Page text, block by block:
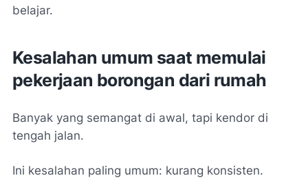
belajar.
Kesalahan umum saat memulai
pekerjaan borongan dari rumah
Banyak yang semangat di awal, tapi kendor di
tengah jalan.
Ini kesalahan paling umum: kurang konsisten.